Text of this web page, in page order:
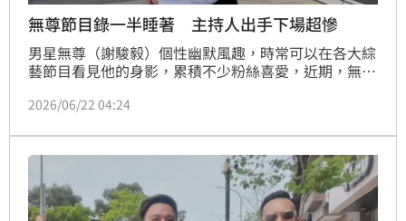
無尊節目錄一半睡著 主持人出手下場超慘
男星無尊（謝駿毅）個性幽默風趣，時常可以在各大綜
藝節目看見他的身影，累積不少粉絲喜愛，近期，無尊
腿才驚醒，引發熱議。蔡佩伶報導
2026/06/22 04:24